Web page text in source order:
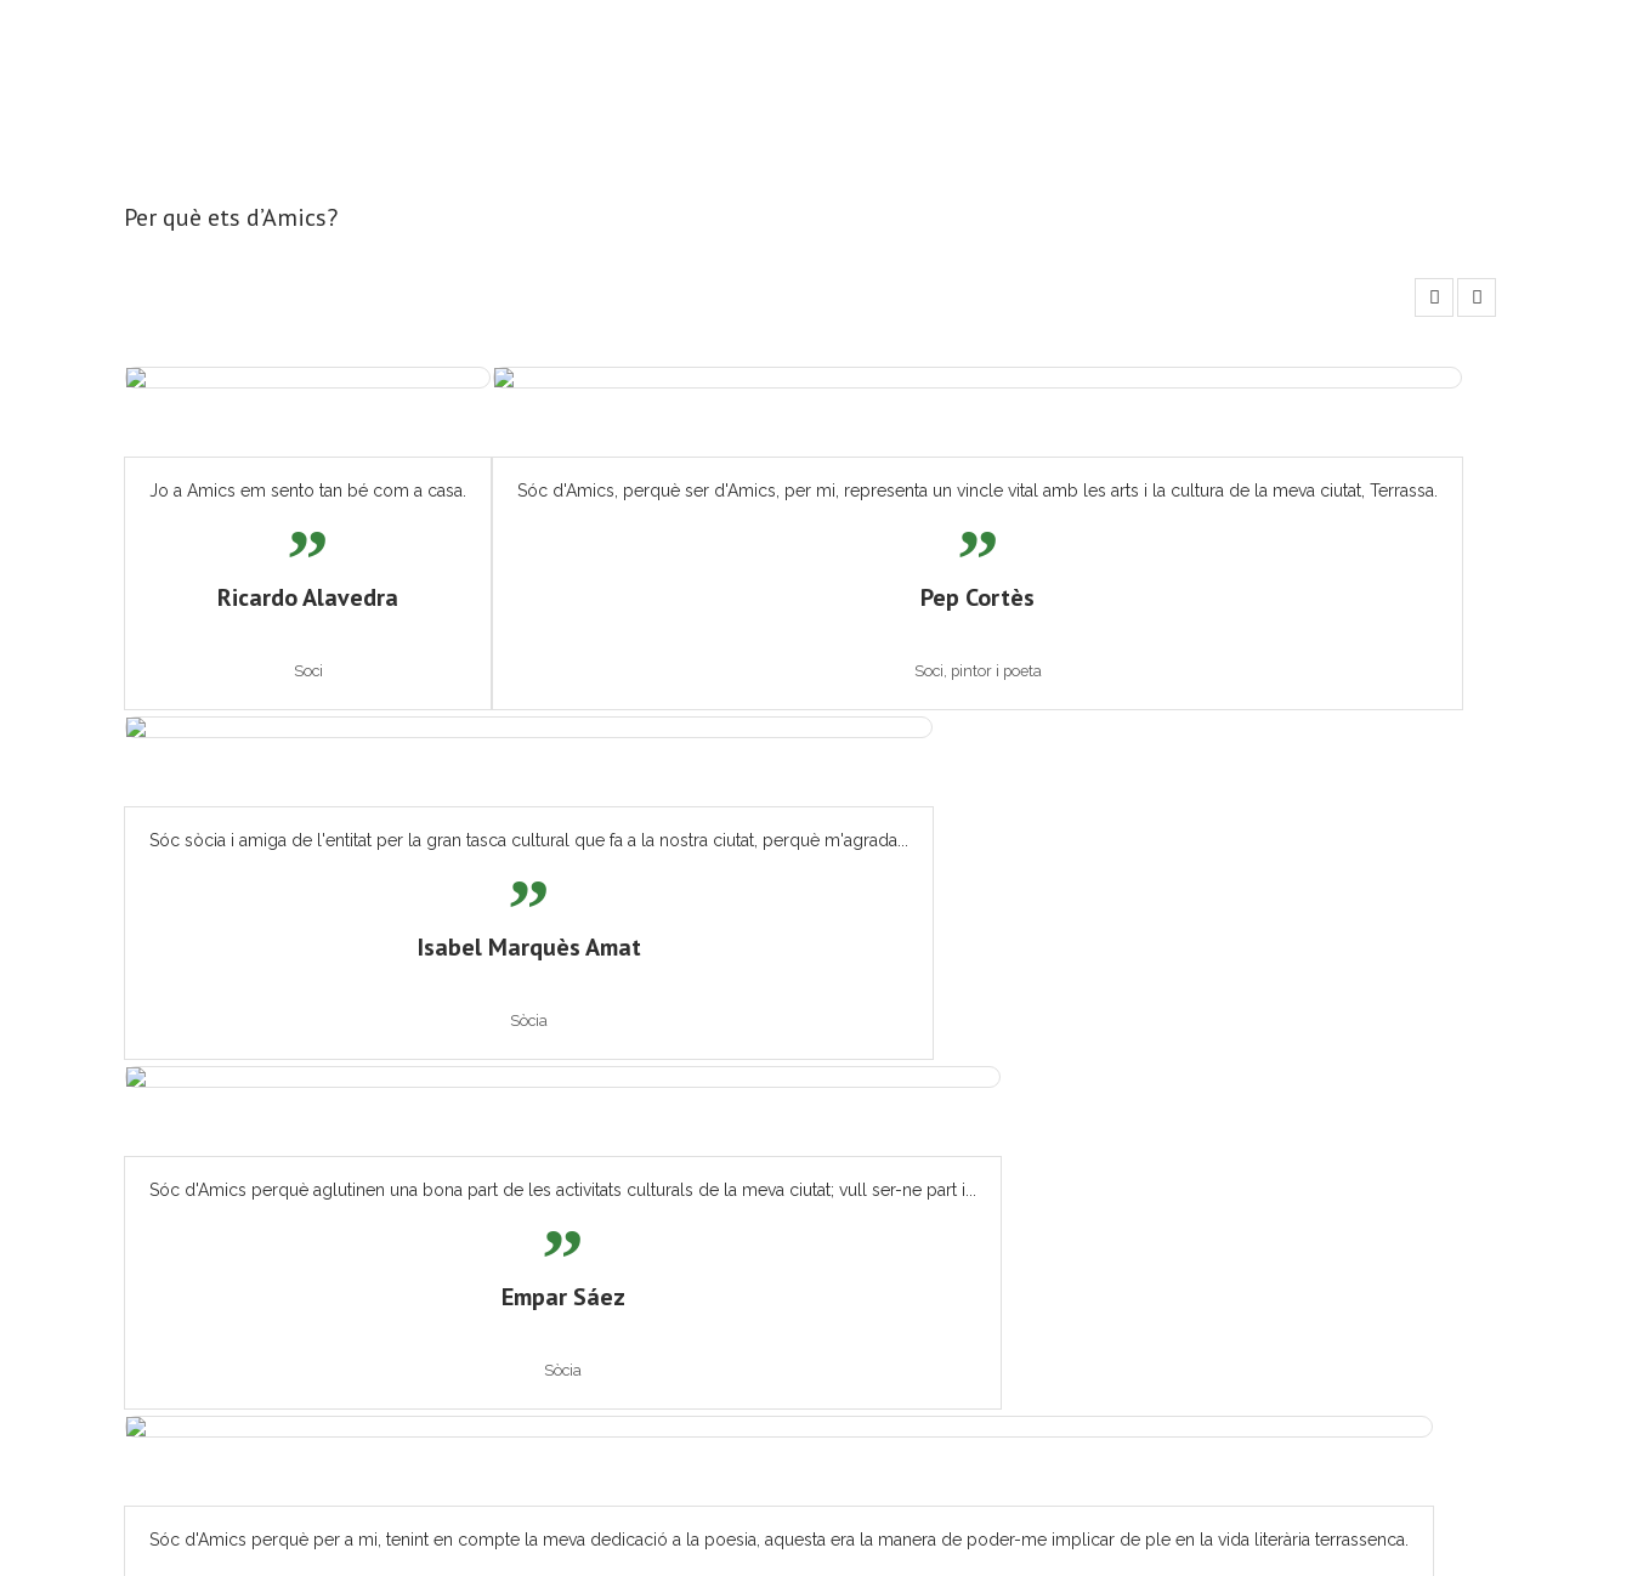
Per què ets d’Amics?
Jo a Amics em sento tan bé com a casa.
Ricardo Alavedra
Soci
Sóc d'Amics, perquè ser d'Amics, per mi, representa un vincle vital amb les arts i la cultura de la meva ciutat, Terrassa.
Pep Cortès
Soci, pintor i poeta
Sóc sòcia i amiga de l'entitat per la gran tasca cultural que fa a la nostra ciutat, perquè m'agrada...
Isabel Marquès Amat
Sòcia
Sóc d'Amics perquè aglutinen una bona part de les activitats culturals de la meva ciutat; vull ser-ne part i...
Empar Sáez
Sòcia
Sóc d'Amics perquè per a mi, tenint en compte la meva dedicació a la poesia, aquesta era la manera de poder-me implicar de ple en la vida literària terrassenca.